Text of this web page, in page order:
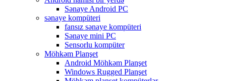
Sənaye Android PC
sənaye kompüteri
fansız sənaye kompüteri
Sənaye mini PC
Sensorlu kompüter
Möhkəm Planşet
Android Möhkəm Planşet
Windows Rugged Planşet